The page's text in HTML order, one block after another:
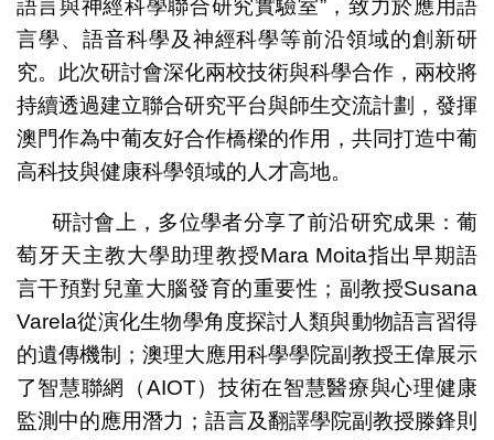
語言與神經科學聯合研究實驗室”，致力於應用語
言學、語音科學及神經科學等前沿領域的創新研
究。此次研討會深化兩校技術與科學合作，兩校將
持續透過建立聯合研究平台與師生交流計劃，發揮
澳門作為中葡友好合作橋樑的作用，共同打造中葡
高科技與健康科學領域的人才高地。
研討會上，多位學者分享了前沿研究成果：葡
萄牙天主教大學助理教授Mara Moita指出早期語
言干預對兒童大腦發育的重要性；副教授Susana
Varela從演化生物學角度探討人類與動物語言習得
的遺傳機制；澳理大應用科學學院副教授王偉展示
了智慧聯網（AIOT）技術在智慧醫療與心理健康
監測中的應用潛力；語言及翻譯學院副教授滕鋒則